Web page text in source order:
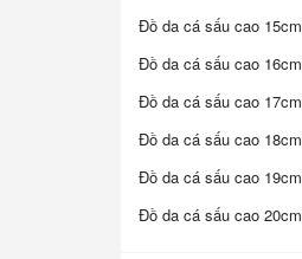
Đồ da cá sấu cao 15cm
Đồ da cá sấu cao 16cm
Đồ da cá sấu cao 17cm
Đồ da cá sấu cao 18cm
Đồ da cá sấu cao 19cm
Đồ da cá sấu cao 20cm